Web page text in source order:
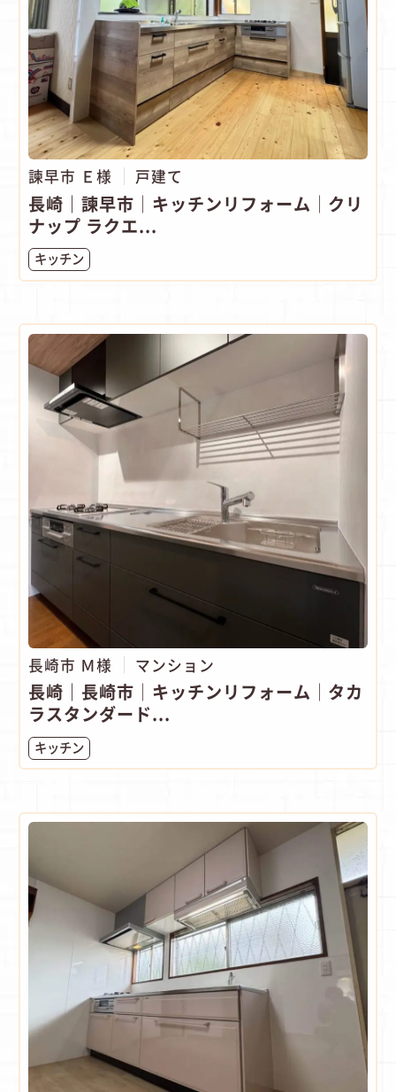
諫早市 Ｅ様 戸建て
長崎｜諫早市│キッチンリフォーム│クリ
ナップ ラクエ...
キッチン
長崎市 Ｍ様 マンション
長崎｜長崎市│キッチンリフォーム│タカ
ラスタンダード...
キッチン